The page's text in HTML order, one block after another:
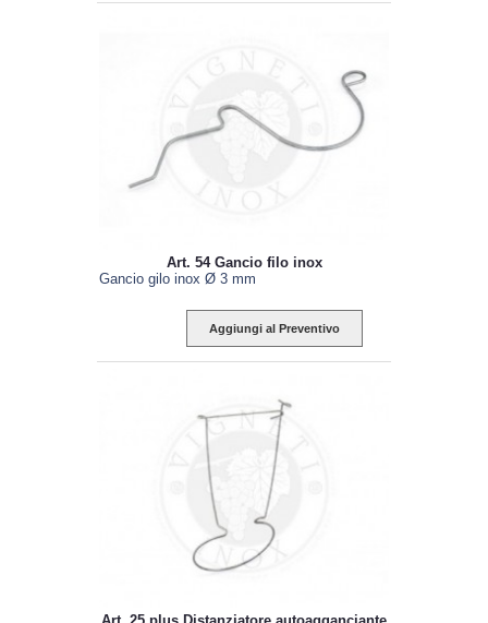
Art. 54 Gancio filo inox
Gancio gilo inox Ø 3 mm
Aggiungi al Preventivo